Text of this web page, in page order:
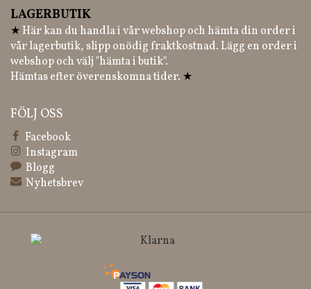
LAGERBUTIK
★ Här kan du handla i vår webshop och hämta din order i
vår lagerbutik, slipp onödig fraktkostnad. Lägg en order i
webshop och välj "hämta i butik".
Hämtas efter överenskomna tider. ★
FÖLJ OSS
Facebook
Instagram
Blogg
Nyhetsbrev